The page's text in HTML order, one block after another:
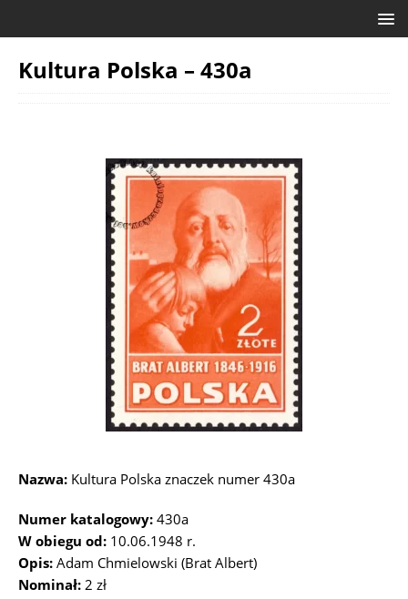
Kultura Polska – 430a
Nazwa: Kultura Polska znaczek numer 430a
Numer katalogowy: 430a
W obiegu od: 10.06.1948 r.
Opis: Adam Chmielowski (Brat Albert)
Nominał: 2 zł